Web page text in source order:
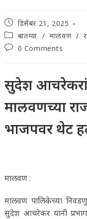
Post
published:
डिसेंबर 21, 2025
Post
category:
बातम्या / मालवण /
Post0 Comments
सुदेश
मालवणच्या
भाजपवर थेट
मालवण :
मालवण पालिकेच्या
सुदेश आचरेकर यांनी